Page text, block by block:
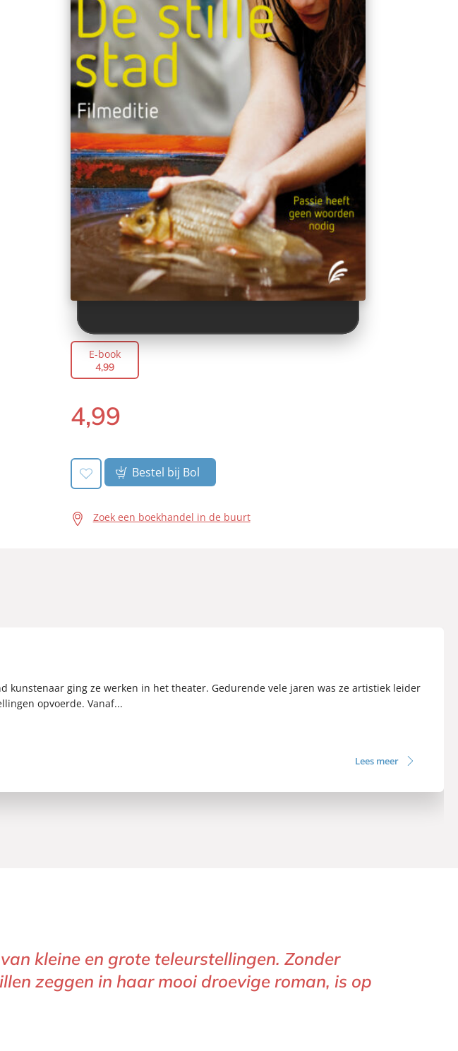
E-book
4,99
E-
4,99
Bestel bij Bol
Zoek een boekhandel in de buurt
kunstenaar ging ze werken in het theater. Gedurende vele jaren was ze artistiek leider
opvoerde. Vanaf...
Lees meer
kleine en grote teleurstellingen. Zonder
zeggen in haar mooi droevige roman, is op